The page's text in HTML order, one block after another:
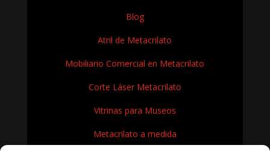
Blog
Atril de Metacrilato
Mobiliario Comercial en Metacrilato
Corte Láser Metacrilato
Vitrinas para Museos
Metacrilato a medida